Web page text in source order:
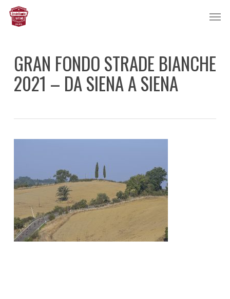
Skip
contentGRAN FONDO STRADE BIANCHE
2021 – DA SIENA A SIENA